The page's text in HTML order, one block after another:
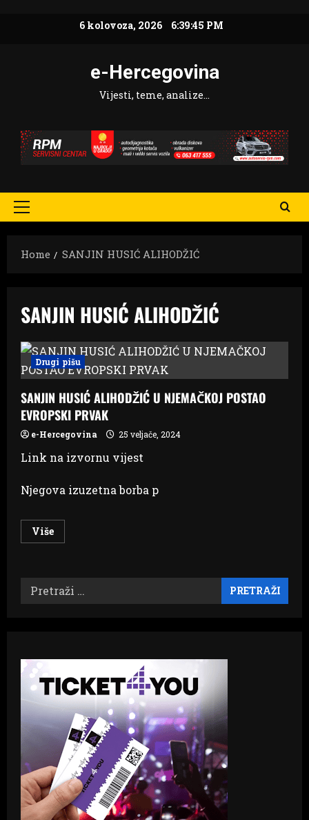
6 kolovoza, 2026 6:39:46 PM
e-Hercegovina
Vijesti, teme, analize…
Primary
Home
SANJIN HUSIĆ ALIHODŽIĆ
SANJIN HUSIĆ ALIHODŽIĆ
Drugi pišu
SANJIN HUSIĆ ALIHODŽIĆ U NJEMAČKOJ POSTAO
EVROPSKI PRVAK
e-Hercegovina 25 veljače, 2024
Link na izvornu vijest
Njegova izuzetna borba p
VišeRead
more
ALIHODŽIĆ
U
NJEMAČKOJ
POSTAO
Pretraži: